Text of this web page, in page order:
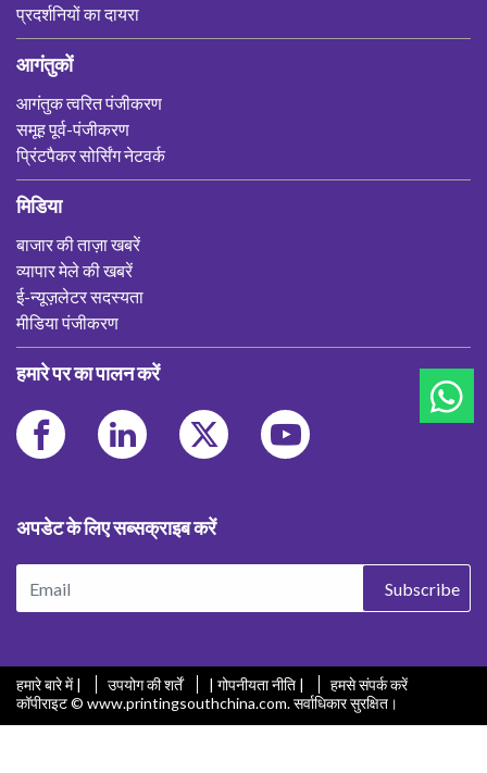
प्रदर्शनियों का दायरा
आगंतुकों
आगंतुक त्वरित पंजीकरण
समूह पूर्व-पंजीकरण
प्रिंटपैकर सोर्सिंग नेटवर्क
मिडिया
बाजार की ताज़ा खबरें
व्यापार मेले की खबरें
ई-न्यूज़लेटर सदस्यता
मीडिया पंजीकरण
हमारे पर का पालन करें
अपडेट के लिए सब्सक्राइब करें
Subscribe
हमारे बारे में | उपयोग की शर्तें | गोपनीयता नीति |
हमसे संपर्क करें
कॉपीराइट © www.printingsouthchina.com. सर्वाधिकार सुरक्षित।